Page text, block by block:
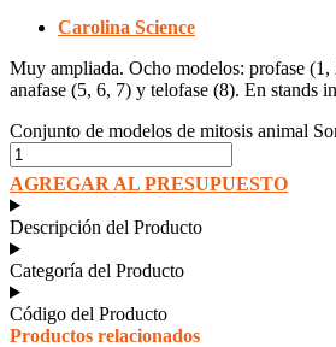
Carolina Science
Muy ampliada. Ocho modelos: profase (1,
anafase (5, 6, 7) y telofase (8). En stands
Conjunto de modelos de mitosis animal
AGREGAR AL PRESUPUESTO
Descripción del Producto
Categoría del Producto
Código del Producto
Productos relacionados